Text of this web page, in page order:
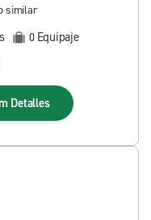
similar
0 Equipaje
Detalles